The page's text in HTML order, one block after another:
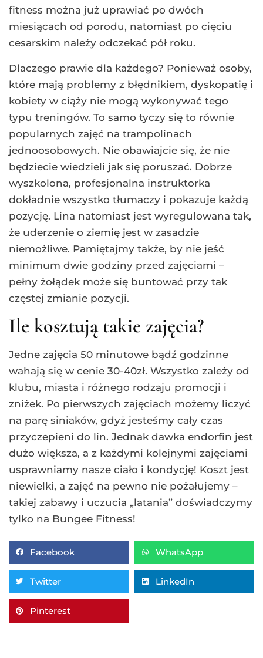
fitness można już uprawiać po dwóch
miesiącach od porodu, natomiast po cięciu
cesarskim należy odczekać pół roku.
Dlaczego prawie dla każdego? Ponieważ osoby,
które mają problemy z błędnikiem, dyskopatię i
kobiety w ciąży nie mogą wykonywać tego
typu treningów. To samo tyczy się to równie
popularnych zajęć na trampolinach
jednoosobowych. Nie obawiajcie się, że nie
będziecie wiedzieli jak się poruszać. Dobrze
wyszkolona, profesjonalna instruktorka
dokładnie wszystko tłumaczy i pokazuje każdą
pozycję. Lina natomiast jest wyregulowana tak,
że uderzenie o ziemię jest w zasadzie
niemożliwe. Pamiętajmy także, by nie jeść
minimum dwie godziny przed zajęciami –
pełny żołądek może się buntować przy tak
częstej zmianie pozycji.
Ile kosztują takie zajęcia?
Jedne zajęcia 50 minutowe bądź godzinne
wahają się w cenie 30-40zł. Wszystko zależy od
klubu, miasta i różnego rodzaju promocji i
zniżek. Po pierwszych zajęciach możemy liczyć
na parę siniaków, gdyż jesteśmy cały czas
przyczepieni do lin. Jednak dawka endorfin jest
dużo większa, a z każdymi kolejnymi zajęciami
usprawniamy nasze ciało i kondycję! Koszt jest
niewielki, a zajęć na pewno nie pożałujemy –
takiej zabawy i uczucia „latania” doświadczymy
tylko na Bungee Fitness!
Facebook WhatsApp
Twitter LinkedIn
Pinterest